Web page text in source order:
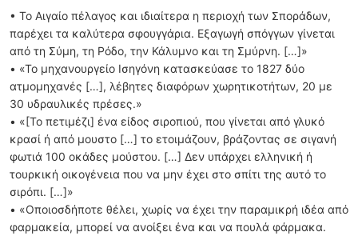
• Το Αιγαίο πέλαγος και ιδιαίτερα η περιοχή των Σποράδων,
παρέχει τα καλύτερα σφουγγάρια. Εξαγωγή σπόγγων γίνεται
από τη Σύμη, τη Ρόδο, την Κάλυμνο και τη Σμύρνη. […]»
• «Το μηχανουργείο Ισηγόνη κατασκεύασε το 1827 δύο
ατμομηχανές […], λέβητες διαφόρων χωρητικοτήτων, 20 με
30 υδραυλικές πρέσες.»
• «[Το πετιμέζι] ένα είδος σιροπιού, που γίνεται από γλυκό
κρασί ή από μουστο […] το ετοιμάζουν, βράζοντας σε σιγανή
φωτιά 100 οκάδες μούστου. […] Δεν υπάρχει ελληνική ή
τουρκική οικογένεια που να μην έχει στο σπίτι της αυτό το
σιρόπι. […]»
• «Οποιοσδήποτε θέλει, χωρίς να έχει την παραμικρή ιδέα από
φαρμακεία, μπορεί να ανοίξει ένα και να πουλά φάρμακα.